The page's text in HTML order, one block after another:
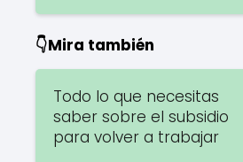
👇Mira también
Todo lo que necesitas
saber sobre el subsidio
para volver a trabajar